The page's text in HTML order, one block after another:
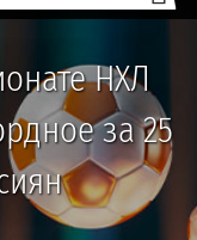
НХЛ
за 25